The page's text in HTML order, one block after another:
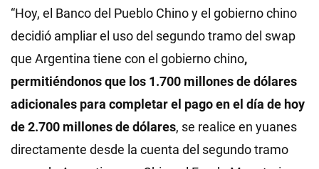
“Hoy, el Banco del Pueblo Chino y el gobierno chino
decidió ampliar el uso del segundo tramo del swap
que Argentina tiene con el gobierno chino,
permitiéndonos que los 1.700 millones de dólares
adicionales para completar el pago en el día de hoy
de 2.700 millones de dólares, se realice en yuanes
directamente desde la cuenta del segundo tramo